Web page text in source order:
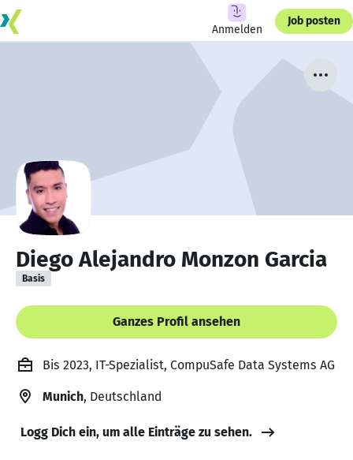
Anmelden
Job posten
Diego Alejandro Monzon Garcia
Basis
Ganzes Profil ansehen
Bis 2023, IT-Spezialist, CompuSafe Data Systems AG
Munich, Deutschland
Logg Dich ein, um alle Einträge zu sehen.